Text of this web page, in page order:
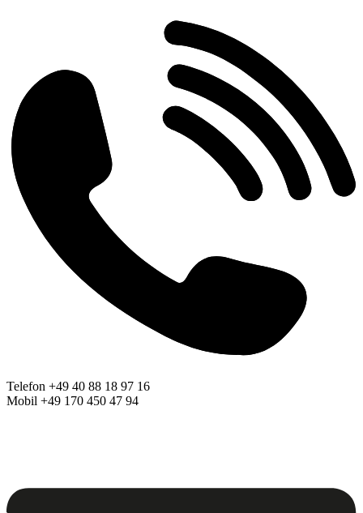
Telefon +49 40 88 18 97 16
Mobil +49 170 450 47 94